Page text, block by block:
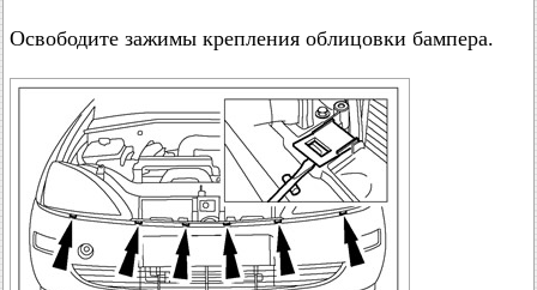
Освободите зажимы крепления облицовки бампера.